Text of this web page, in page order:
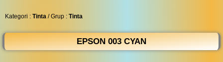
Kategori : Tinta / Grup : Tinta
EPSON 003 CYAN